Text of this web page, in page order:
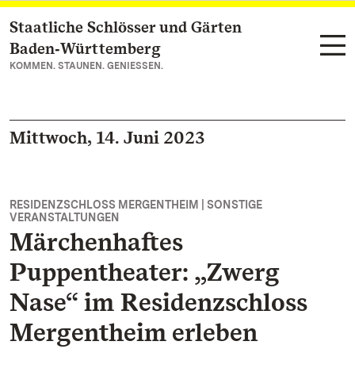
Zum Hauptinhalt springen
Staatliche Schlösser und Gärten
Baden‑Württemberg
KOMMEN. STAUNEN. GENIESSEN.
Mittwoch, 14. Juni 2023
RESIDENZSCHLOSS MERGENTHEIM | SONSTIGE
VERANSTALTUNGEN
Märchenhaftes
Puppentheater: „Zwerg
Nase“ im Residenzschloss
Mergentheim erleben